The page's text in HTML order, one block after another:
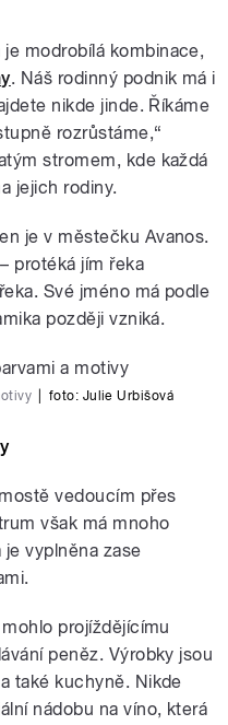
je modrobílá kombinace,
. Náš rodinný podnik má i
nikde jinde. Říkáme
rozrůstáme,“
stromem, kde každá
jejich rodiny.
je v městečku Avanos.
protéká jím řeka
řeka. Své jméno má podle
později vzniká.
foto: Julie Urbišová
vedoucím přes
však má mnoho
vyplněna zase
projíždějícímu
peněz. Výrobky jsou
také kuchyně. Nikde
nádobu na víno, která